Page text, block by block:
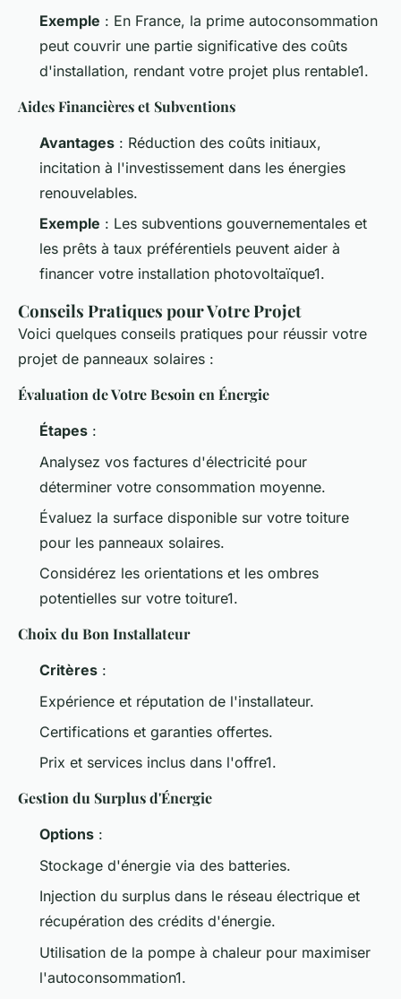
Exemple : En France, la prime autoconsommation
peut couvrir une partie significative des coûts
d'installation, rendant votre projet plus rentable1.
Aides Financières et Subventions
Avantages : Réduction des coûts initiaux,
incitation à l'investissement dans les énergies
renouvelables.
Exemple : Les subventions gouvernementales et
les prêts à taux préférentiels peuvent aider à
financer votre installation photovoltaïque1.
Conseils Pratiques pour Votre Projet
Voici quelques conseils pratiques pour réussir votre
projet de panneaux solaires :
Évaluation de Votre Besoin en Énergie
Étapes :
Analysez vos factures d'électricité pour
déterminer votre consommation moyenne.
Évaluez la surface disponible sur votre toiture
pour les panneaux solaires.
Considérez les orientations et les ombres
potentielles sur votre toiture1.
Choix du Bon Installateur
Critères :
Expérience et réputation de l'installateur.
Certifications et garanties offertes.
Prix et services inclus dans l'offre1.
Gestion du Surplus d'Énergie
Options :
Stockage d'énergie via des batteries.
Injection du surplus dans le réseau électrique et
récupération des crédits d'énergie.
Utilisation de la pompe à chaleur pour maximiser
l'autoconsommation1.